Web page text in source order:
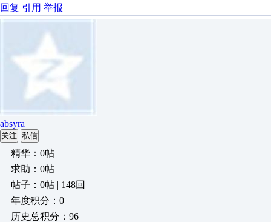
回复 引用 举报
absyra
关注 私信
精华：0帖
求助：0帖
帖子：0帖 | 148回
年度积分：0
历史总积分：96